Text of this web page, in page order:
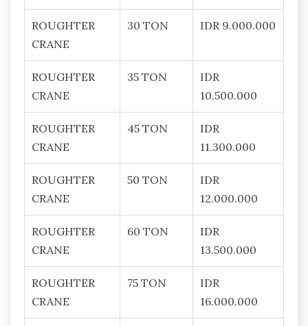
ROUGHTER
CRANE
30 TON IDR 9.000.000
ROUGHTER
CRANE
35 TON
IDR
10.500.000
ROUGHTER
CRANE
45 TON
IDR
11.300.000
ROUGHTER
CRANE
50 TON
IDR
12.000.000
ROUGHTER
CRANE
60 TON
IDR
13.500.000
ROUGHTER
CRANE
75 TON
IDR
16.000.000